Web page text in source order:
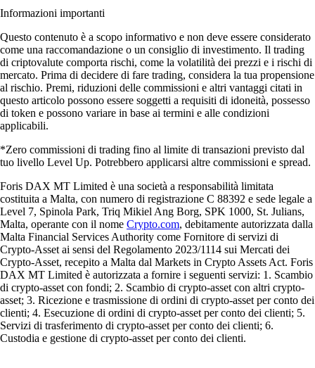
Informazioni importanti
Questo contenuto è a scopo informativo e non deve essere considerato
come una raccomandazione o un consiglio di investimento. Il trading
di criptovalute comporta rischi, come la volatilità dei prezzi e i rischi di
mercato. Prima di decidere di fare trading, considera la tua propensione
al rischio. Premi, riduzioni delle commissioni e altri vantaggi citati in
questo articolo possono essere soggetti a requisiti di idoneità, possesso
di token e possono variare in base ai termini e alle condizioni
applicabili.
*Zero commissioni di trading fino al limite di transazioni previsto dal
tuo livello Level Up. Potrebbero applicarsi altre commissioni e spread.
Foris DAX MT Limited è una società a responsabilità limitata
costituita a Malta, con numero di registrazione C 88392 e sede legale a
Level 7, Spinola Park, Triq Mikiel Ang Borg, SPK 1000, St. Julians,
Malta, operante con il nome Crypto.com, debitamente autorizzata dalla
Malta Financial Services Authority come Fornitore di servizi di
Crypto-Asset ai sensi del Regolamento 2023/1114 sui Mercati dei
Crypto-Asset, recepito a Malta dal Markets in Crypto Assets Act. Foris
DAX MT Limited è autorizzata a fornire i seguenti servizi: 1. Scambio
di crypto-asset con fondi; 2. Scambio di crypto-asset con altri crypto-
asset; 3. Ricezione e trasmissione di ordini di crypto-asset per conto dei
clienti; 4. Esecuzione di ordini di crypto-asset per conto dei clienti; 5.
Servizi di trasferimento di crypto-asset per conto dei clienti; 6.
Custodia e gestione di crypto-asset per conto dei clienti.